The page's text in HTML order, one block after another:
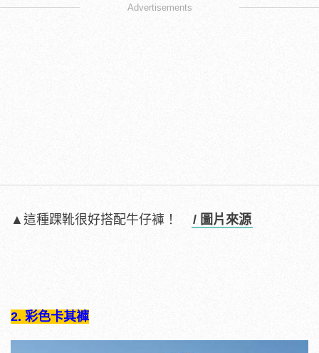
Advertisements
▲這種踝靴很好搭配牛仔褲！ / 圖片來源
2. 彩色卡其褲